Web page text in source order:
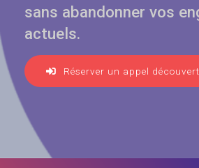
sans abandonner vos
actuels.
Réserver un appel